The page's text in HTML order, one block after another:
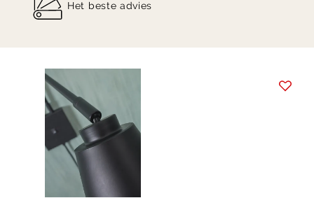
Het beste advies